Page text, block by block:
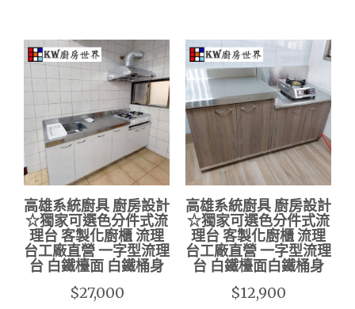
高雄系統廚具 廚房設計
☆獨家可選色分件式流
理台 客製化廚櫃 流理
台工廠直營 一字型流理
台 白鐵檯面 白鐵桶身
$27,000
高雄系統廚具 廚房設計
☆獨家可選色分件式流
理台 客製化廚櫃 流理
台工廠直營 一字型流理
台 白鐵檯面白鐵桶身
$12,900